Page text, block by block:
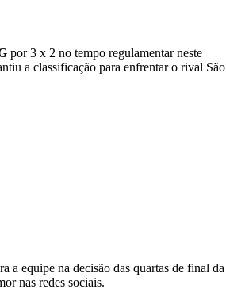
por 3 x 2 no tempo regulamentar neste
a classificação para enfrentar o rival São
a equipe na decisão das quartas de final da
nas redes sociais.